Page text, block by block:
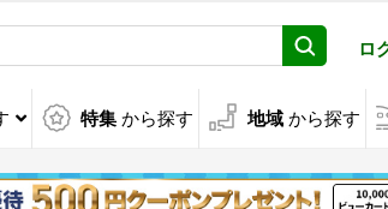
ロ
特集 から探す 地域 から探す